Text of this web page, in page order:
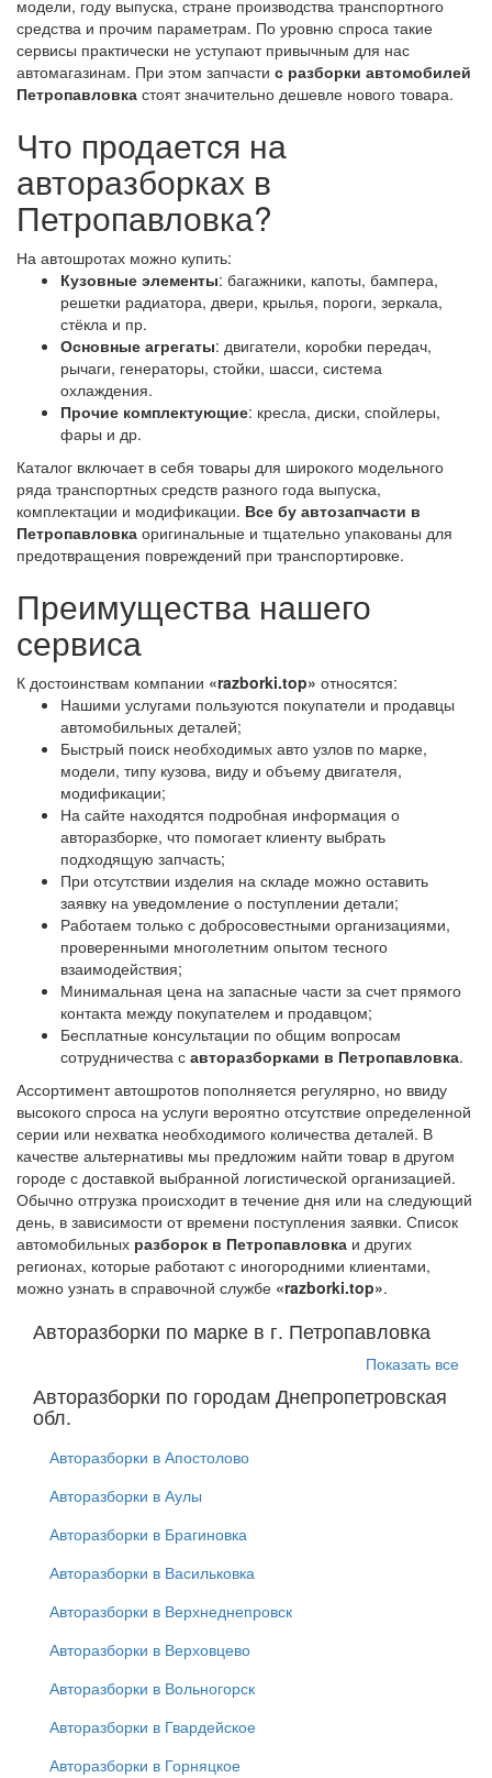
модели, году выпуска, стране производства транспортного
средства и прочим параметрам. По уровню спроса такие
сервисы практически не уступают привычным для нас
автомагазинам. При этом запчасти с разборки автомобилей
Петропавловка стоят значительно дешевле нового товара.
Что продается на
авторазборках в
Петропавловка?
На автошротах можно купить:
Кузовные элементы: багажники, капоты, бампера,
решетки радиатора, двери, крылья, пороги, зеркала,
стёкла и пр.
Основные агрегаты: двигатели, коробки передач,
рычаги, генераторы, стойки, шасси, система
охлаждения.
Прочие комплектующие: кресла, диски, спойлеры,
фары и др.
Каталог включает в себя товары для широкого модельного
ряда транспортных средств разного года выпуска,
комплектации и модификации. Все бу автозапчасти в
Петропавловка оригинальные и тщательно упакованы для
предотвращения повреждений при транспортировке.
Преимущества нашего
сервиса
К достоинствам компании «razborki.top» относятся:
Нашими услугами пользуются покупатели и продавцы
автомобильных деталей;
Быстрый поиск необходимых авто узлов по марке,
модели, типу кузова, виду и объему двигателя,
модификации;
На сайте находятся подробная информация о
авторазборке, что помогает клиенту выбрать
подходящую запчасть;
При отсутствии изделия на складе можно оставить
заявку на уведомление о поступлении детали;
Работаем только с добросовестными организациями,
проверенными многолетним опытом тесного
взаимодействия;
Минимальная цена на запасные части за счет прямого
контакта между покупателем и продавцом;
Бесплатные консультации по общим вопросам
сотрудничества с авторазборками в Петропавловка.
Ассортимент автошротов пополняется регулярно, но ввиду
высокого спроса на услуги вероятно отсутствие определенной
серии или нехватка необходимого количества деталей. В
качестве альтернативы мы предложим найти товар в другом
городе с доставкой выбранной логистической организацией.
Обычно отгрузка происходит в течение дня или на следующий
день, в зависимости от времени поступления заявки. Список
автомобильных разборок в Петропавловка и других
регионах, которые работают с иногородними клиентами,
можно узнать в справочной службе «razborki.top».
Авторазборки по марке в г. Петропавловка
Показать все
Авторазборки по городам Днепропетровская
обл.
Авторазборки в Апостолово
Авторазборки в Аулы
Авторазборки в Брагиновка
Авторазборки в Васильковка
Авторазборки в Верхнеднепровск
Авторазборки в Верховцево
Авторазборки в Вольногорск
Авторазборки в Гвардейское
Авторазборки в Горняцкое